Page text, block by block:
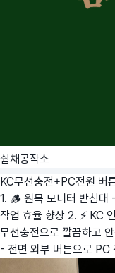
쉼채공작소
KC무선충전+PC전원 버
1. 🪵 원목 모니터 받침대
작업 효율 향상 2. ⚡ KC
무선충전으로 깔끔하고
- 전면 외부 버튼으로 PC